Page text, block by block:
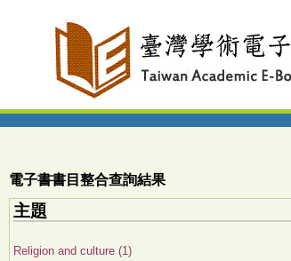
電子書書目整合查詢結果
主題
Religion and culture (1)